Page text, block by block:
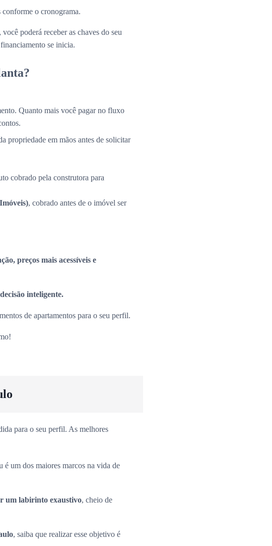
conforme o cronograma.
poderá receber as chaves do seu
se inicia.
Quanto mais você pagar no fluxo
propriedade em mãos antes de solicitar
cobrado pela construtora para
, cobrado antes de o imóvel ser
preços mais acessíveis e
inteligente.
de apartamentos para o seu perfil.
para o seu perfil. As melhores
é um dos maiores marcos na vida de
um labirinto exaustivo, cheio de
, saiba que realizar esse objetivo é